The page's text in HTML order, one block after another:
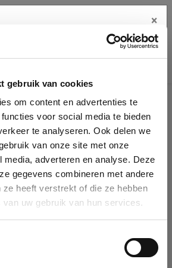
gebruik van cookies
om content en advertenties te
voor social media te bieden
te analyseren. Ook delen we
van onze site met onze
media, adverteren en analyse. Deze
gegevens combineren met andere
ze heeft verstrekt of die ze hebben
uw gebruik van hun services.
company details
in our database by name, VAT or
is selected it will auto-complete the
company in our database, you can create
×